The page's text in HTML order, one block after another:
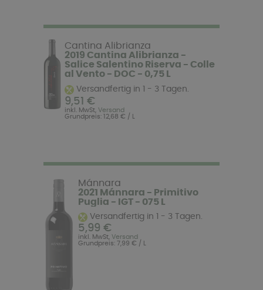
Cantina Alibrianza
2019 Cantina Alibrianza -
Salice Salentino Riserva - Colle
al Vento - DOC - 0,75 L
Versandfertig in 1 - 3 Tagen.
9,51 €
inkl. MwSt, Versand
Grundpreis: 12,68 € / L
Mánnara
2021 Mánnara - Primitivo
Puglia - IGT - 075 L
Versandfertig in 1 - 3 Tagen.
5,99 €
inkl. MwSt,Versand
Grundpreis: 7,99 € / L